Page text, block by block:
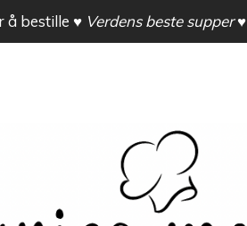
å bestille ♥ Verdens beste supper ♥